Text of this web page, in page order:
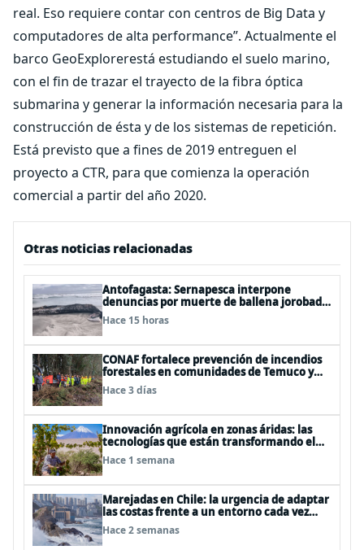
real. Eso requiere contar con centros de Big Data y
computadores de alta performance”. Actualmente el
barco GeoExplorerestá estudiando el suelo marino,
con el fin de trazar el trayecto de la fibra óptica
submarina y generar la información necesaria para la
construcción de ésta y de los sistemas de repetición.
Está previsto que a fines de 2019 entreguen el
proyecto a CTR, para que comienza la operación
comercial a partir del año 2020.
Otras noticias relacionadas
Antofagasta: Sernapesca interpone
denuncias por muerte de ballena jorobada
y maltrato a lobos marinos
Hace 15 horas
CONAF fortalece prevención de incendios
forestales en comunidades de Temuco y
Galvarino
Hace 3 días
Innovación agrícola en zonas áridas: las
tecnologías que están transformando el
desierto de Atacama
Hace 1 semana
Marejadas en Chile: la urgencia de adaptar
las costas frente a un entorno cada vez
más desafiante
Hace 2 semanas